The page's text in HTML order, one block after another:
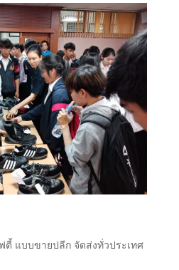
ตี้ แบบขายปลีก จัดส่งทั่วประเทศ